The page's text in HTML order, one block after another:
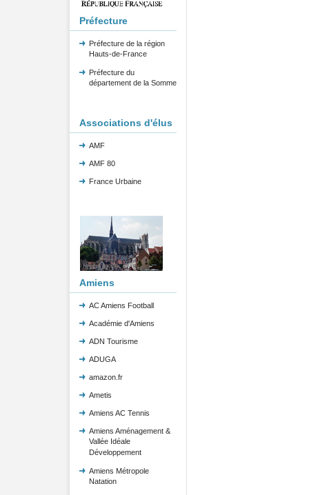
Préfecture
Préfecture de la région
Hauts-de-France
Préfecture du
département de la Somme
Associations d'élus
AMF
AMF 80
France Urbaine
Amiens
AC Amiens Football
Académie d'Amiens
ADN Tourisme
ADUGA
amazon.fr
Ametis
Amiens AC Tennis
Amiens Aménagement &
Vallée Idéale
Développement
Amiens Métropole
Natation